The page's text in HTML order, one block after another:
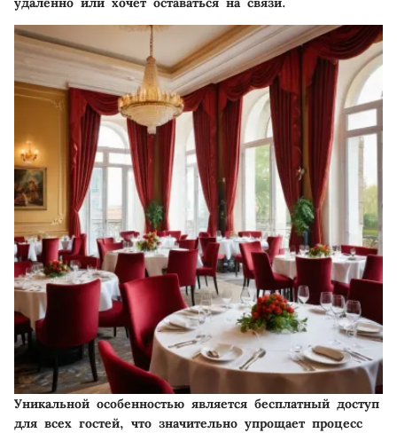
Уникальной особенностью является бесплатный доступ
для всех гостей, что значительно упрощает процесс